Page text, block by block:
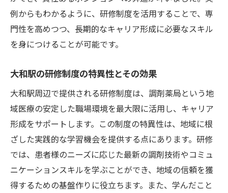
例からもわかるように、研修制度を活用することで、専
門性を高めつつ、長期的なキャリア形成に必要なスキル
を身につけることが可能です。
大和駅の研修制度の特異性とその効果
大和駅周辺で提供される研修制度は、調剤薬局という地
域医療の安定した職場環境を最大限に活用し、キャリア
形成をサポートします。この制度の特異性は、地域に根
ざした実践的な学習機会を提供する点にあります。研修
では、患者様のニーズに応じた最新の調剤技術やコミュ
ニケーションスキルを学ぶことができ、地域の信頼を獲
得するための基盤作りに役立ちます。また、学んだこと